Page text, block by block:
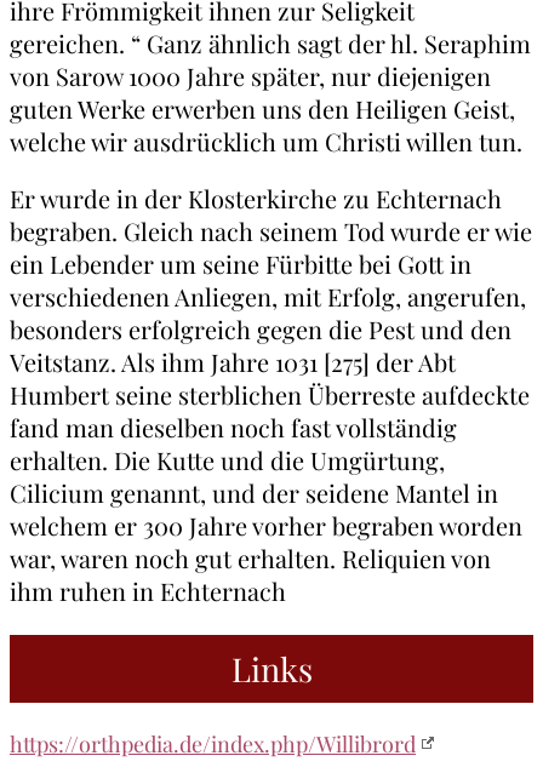
ihre Frömmigkeit ihnen zur Seligkeit
gereichen. “ Ganz ähnlich sagt der hl. Seraphim
von Sarow 1000 Jahre später, nur diejenigen
guten Werke erwerben uns den Heiligen Geist,
welche wir ausdrücklich um Christi willen tun.
Er wurde in der Klosterkirche zu Echternach
begraben. Gleich nach seinem Tod wurde er wie
ein Lebender um seine Fürbitte bei Gott in
verschiedenen Anliegen, mit Erfolg, angerufen,
besonders erfolgreich gegen die Pest und den
Veitstanz. Als ihm Jahre 1031 [275] der Abt
Humbert seine sterblichen Überreste aufdeckte
fand man dieselben noch fast vollständig
erhalten. Die Kutte und die Umgürtung,
Cilicium genannt, und der seidene Mantel in
welchem er 300 Jahre vorher begraben worden
war, waren noch gut erhalten. Reliquien von
ihm ruhen in Echternach
Links
https://orthpedia.de/index.php/Willibrord